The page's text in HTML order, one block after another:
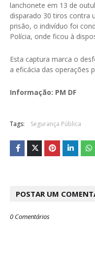
lanchonete em 13 de
disparado 30 tiros contra
prisão, o indivíduo foi
Polícia, onde ficou à
Esta captura marca o
a eficácia das operações
Informação: PM DF
Tags: Segurança Pública
POSTAR UM
0 Comentários